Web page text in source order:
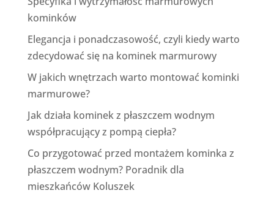
kominków
Elegancja i ponadczasowość, czyli kiedy warto
zdecydować się na kominek marmurowy
W jakich wnętrzach warto montować kominki
marmurowe?
Jak działa kominek z płaszczem wodnym
współpracujący z pompą ciepła?
Co przygotować przed montażem kominka z
płaszczem wodnym? Poradnik dla
mieszkańców Koluszek